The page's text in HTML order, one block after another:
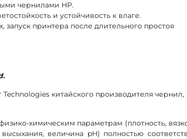
чернилами HP.
и устойчивость к влаге.
принтера после длительного простоя
китайского производителя чернил,
химическим параметрам (плотность,
величина pH) полностью